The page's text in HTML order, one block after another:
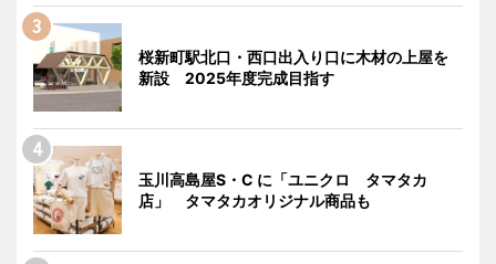
桜新町駅北口・西口出入り口に木材の上屋を
新設 2025年度完成目指す
玉川高島屋S・C に「ユニクロ タマタカ
店」 タマタカオリジナル商品も